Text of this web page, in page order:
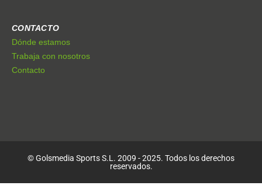
CONTACTO
Dónde estamos
Trabaja con nosotros
Contacto
© Golsmedia Sports S.L. 2009 - 2025. Todos los derechos
reservados.